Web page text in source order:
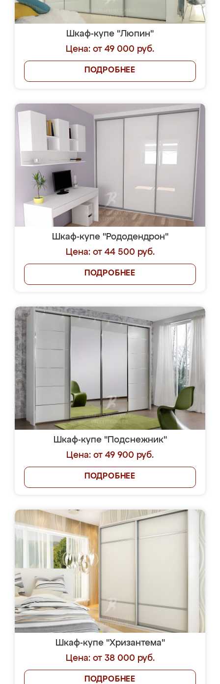
Шкаф-купе "Люпин"
Цена: от 49 000 руб.
ПОДРОБНЕЕ
Шкаф-купе "Рододендрон"
Цена: от 44 500 руб.
ПОДРОБНЕЕ
Шкаф-купе "Подснежник"
Цена: от 49 900 руб.
ПОДРОБНЕЕ
Шкаф-купе "Хризантема"
Цена: от 38 000 руб.
ПОДРОБНЕЕ